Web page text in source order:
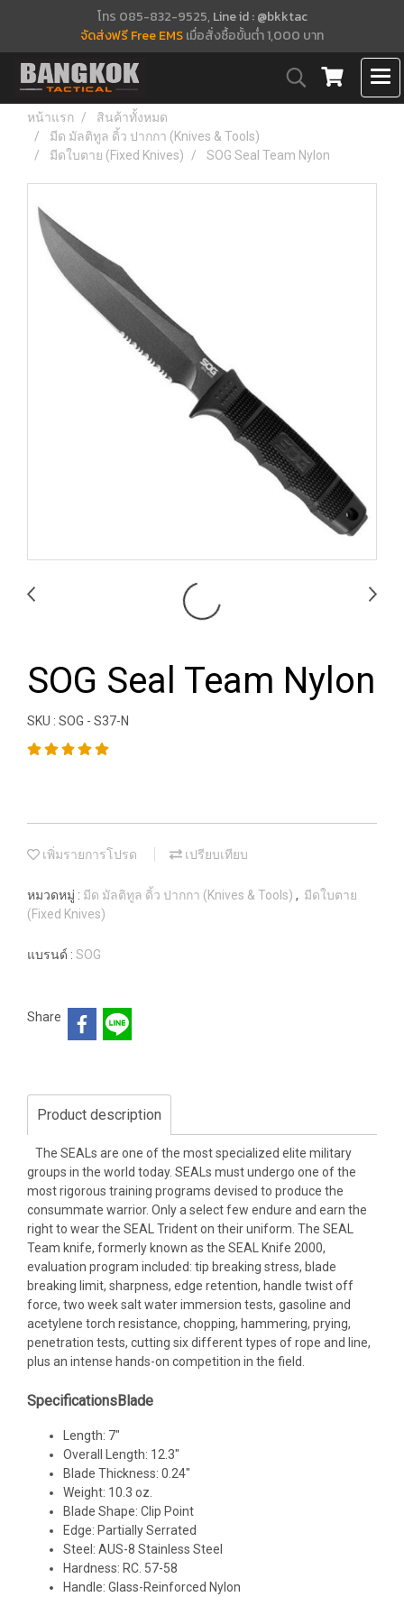
โทร 085-832-9525, Line id : @bkktac
จัดส่งฟรี Free EMSเมื่อสั่งซื้อขั้นต่ำ 1,000 บาท
หน้าแรก
สินค้าทั้งหมด
มีด มัลติทูล ดิ้ว ปากกา (Knives & Tools)
มีดใบตาย (Fixed Knives)
SOG Seal Team Nylon
SOG Seal Team Nylon
SKU : SOG - S37-N
เพิ่มรายการโปรด เปรียบเทียบ
หมวดหมู่ : มีด มัลติทูล ดิ้ว ปากกา (Knives & Tools) , มีดใบตาย
(Fixed Knives)
แบรนด์ : SOG
Share
Product description
The SEALs are one of the most specialized elite military
groups in the world today. SEALs must undergo one of the
most rigorous training programs devised to produce the
consummate warrior. Only a select few endure and earn the
right to wear the SEAL Trident on their uniform. The SEAL
Team knife, formerly known as the SEAL Knife 2000,
evaluation program included: tip breaking stress, blade
breaking limit, sharpness, edge retention, handle twist off
force, two week salt water immersion tests, gasoline and
acetylene torch resistance, chopping, hammering, prying,
penetration tests, cutting six different types of rope and line,
plus an intense hands-on competition in the field.
SpecificationsBlade
Length: 7"
Overall Length: 12.3"
Blade Thickness: 0.24"
Weight: 10.3 oz.
Blade Shape: Clip Point
Edge: Partially Serrated
Steel: AUS-8 Stainless Steel
Hardness: RC. 57-58
Handle: Glass-Reinforced Nylon